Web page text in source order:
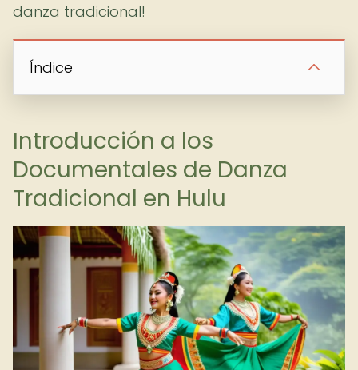
danza tradicional!
Índice
Introducción a los
Documentales de Danza
Tradicional en Hulu